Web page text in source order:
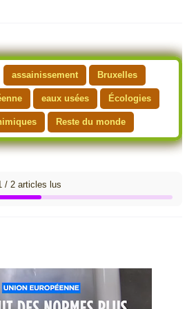
assainissement Bruxelles
eaux usées Écologies
Reste du monde
/ 2 articles lus